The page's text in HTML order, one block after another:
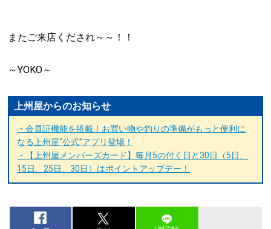
またご来店くだされ～～！！
～YOKO～
上州屋からのお知らせ
・会員証機能を搭載！お買い物や釣りの準備がもっと便利に
なる上州屋“公式”アプリ登場！
・【上州屋メンバーズカード】毎月5の付く日と30日（5日、
15日、25日、30日）はポイントアップデー！